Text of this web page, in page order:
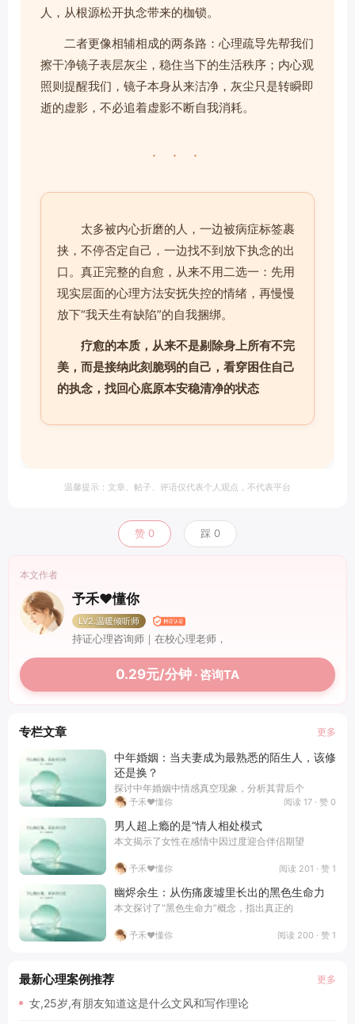
人，从根源松开执念带来的枷锁。
二者更像相辅相成的两条路：心理疏导先帮我们
擦干净镜子表层灰尘，稳住当下的生活秩序；内心观
照则提醒我们，镜子本身从来洁净，灰尘只是转瞬即
逝的虚影，不必追着虚影不断自我消耗。
· · ·
太多被内心折磨的人，一边被病症标签裹
挟，不停否定自己，一边找不到放下执念的出
口。真正完整的自愈，从来不用二选一：先用
现实层面的心理方法安抚失控的情绪，再慢慢
放下“我天生有缺陷”的自我捆绑。
疗愈的本质，从来不是剔除身上所有不完
美，而是接纳此刻脆弱的自己，看穿困住自己
的执念，找回心底原本安稳清净的状态
温馨提示：文章、帖子、评语仅代表个人观点，不代表平台
赞 0 踩 0
本文作者
予禾❤️懂你
LV2.温暖倾听师
持证心理咨询师｜在校心理老师，
0.29元/分钟 · 咨询TA
专栏文章 更多
中年婚姻：当夫妻成为最熟悉的陌生人，该修
还是换？
探讨中年婚姻中情感真空现象，分析其背后个
予禾❤️懂你 阅读 17 · 赞 0
男人超上瘾的是“情人相处模式
本文揭示了女性在感情中因过度迎合伴侣期望
予禾❤️懂你 阅读 201 · 赞 1
幽烬余生：从伤痛废墟里长出的黑色生命力
本文探讨了“黑色生命力”概念，指出真正的
予禾❤️懂你 阅读 200 · 赞 1
最新心理案例推荐 更多
女,25岁,有朋友知道这是什么文风和写作理论